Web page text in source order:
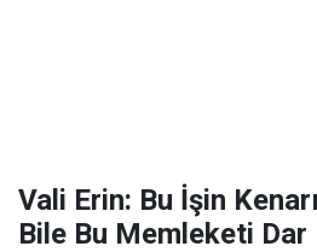
Vali Erin: Bu İşin
Bile Bu Memleketi Dar